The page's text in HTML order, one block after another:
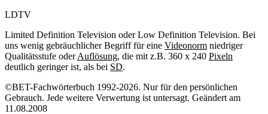
LDTV
Limited Definition Television oder Low Definition Television. Bei
uns wenig gebräuchlicher Begriff für eine Videonorm niedriger
Qualitätsstufe oderAuflösung, die mit z.B. 360 x 240 Pixeln
deutlich geringer ist, als bei SD.
©BET-Fachwörterbuch 1992-2026. Nur für den persönlichen
Gebrauch. Jede weitere Verwertung ist untersagt. Geändert am
11.08.2008